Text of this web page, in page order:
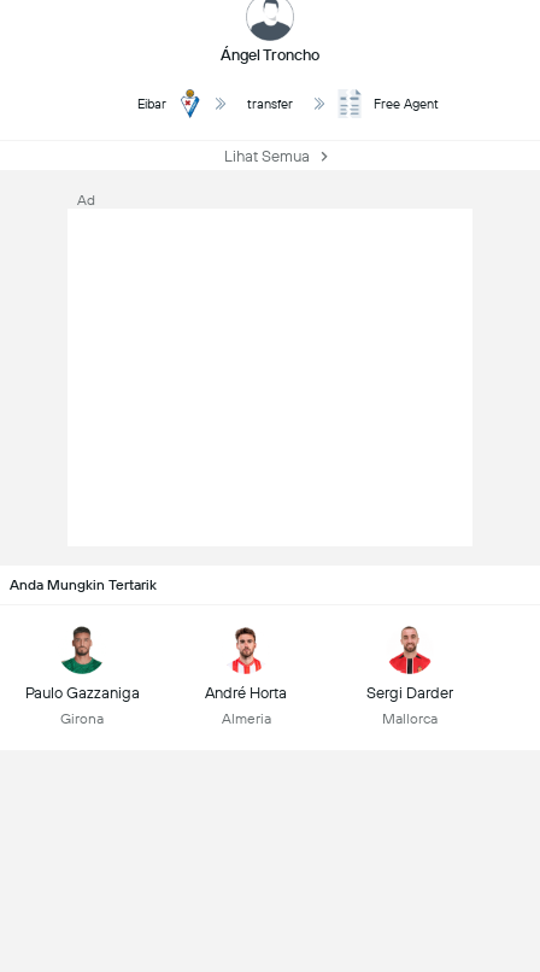
Ángel Troncho
Eibar transfer Free Agent
Lihat Semua
Ad
Anda Mungkin Tertarik
Paulo Gazzaniga
Girona
André Horta
Almeria
Sergi Darder
Mallorca